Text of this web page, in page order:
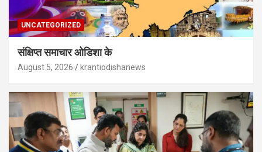
UNCATEGORIZED
संक्षिप्त समाचार ओडिशा के
August 5, 2026 krantiodishanews